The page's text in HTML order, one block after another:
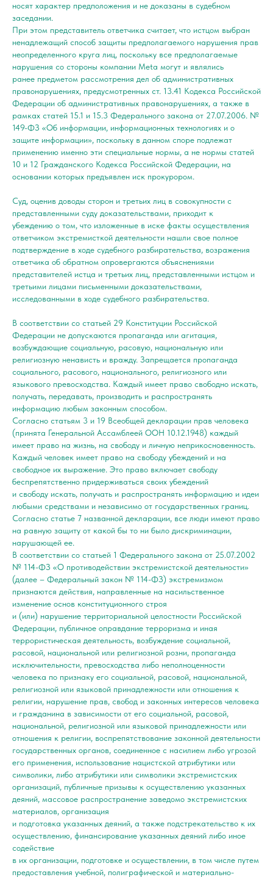
носят характер предположения и не доказаны в судебном
заседании.
При этом представитель ответчика считает, что истцом выбран
ненадлежащий способ защиты предполагаемого нарушения прав
неопределенного круга лиц, поскольку все предполагаемые
нарушения со стороны компании Meta могут и являлись
ранее предметом рассмотрения дел об административных
правонарушениях, предусмотренных ст. 13.41 Кодекса Российской
Федерации об административных правонарушениях, а также в
рамках статей 15.1 и 15.3 Федерального закона от 27.07.2006. №
149-ФЗ «Об информации, информационных технологиях и о
защите информации», поскольку в данном споре подлежат
применению именно эти специальные нормы, а не нормы статей
10 и 12 Гражданского Кодекса Российской Федерации, на
основании которых предъявлен иск прокурором.
Суд, оценив доводы сторон и третьих лиц в совокупности с
представленными суду доказательствами, приходит к
убеждению о том, что изложенные в иске факты осуществления
ответчиком экстремисткой деятельности нашли свое полное
подтверждение в ходе судебного разбирательства, возражения
ответчика об обратном опровергаются объяснениями
представителей истца и третьих лиц, представленными истцом и
третьими лицами письменными доказательствами,
исследованными в ходе судебного разбирательства.
В соответствии со статьей 29 Конституции Российской
Федерации не допускаются пропаганда или агитация,
возбуждающие социальную, расовую, национальную или
религиозную ненависть и вражду. Запрещается пропаганда
социального, расового, национального, религиозного или
языкового превосходства. Каждый имеет право свободно искать,
получать, передавать, производить и распространять
информацию любым законным способом.
Согласно статьям 3 и 19 Всеобщей декларации прав человека
(принята Генеральной Ассамблеей ООН 10.12.1948) каждый
имеет право на жизнь, на свободу и личную неприкосновенность.
Каждый человек имеет право на свободу убеждений и на
свободное их выражение. Это право включает свободу
беспрепятственно придерживаться своих убеждений
и свободу искать, получать и распространять информацию и идеи
любыми средствами и независимо от государственных границ.
Согласно статье 7 названной декларации, все люди имеют право
на равную защиту от какой бы то ни было дискриминации,
нарушающей ее.
В соответствии со статьей 1 Федерального закона от 25.07.2002
№ 114-ФЗ «О противодействии экстремистской деятельности»
(далее – Федеральный закон № 114-ФЗ) экстремизмом
признаются действия, направленные на насильственное
изменение основ конституционного строя
и (или) нарушение территориальной целостности Российской
Федерации, публичное оправдание терроризма и иная
террористическая деятельность, возбуждение социальной,
расовой, национальной или религиозной розни, пропаганда
исключительности, превосходства либо неполноценности
человека по признаку его социальной, расовой, национальной,
религиозной или языковой принадлежности или отношения к
религии, нарушение прав, свобод и законных интересов человека
и гражданина в зависимости от его социальной, расовой,
национальной, религиозной или языковой принадлежности или
отношения к религии, воспрепятствование законной деятельности
государственных органов, соединенное с насилием либо угрозой
его применения, использование нацистской атрибутики или
символики, либо атрибутики или символики экстремистских
организаций, публичные призывы к осуществлению указанных
деяний, массовое распространение заведомо экстремистских
материалов, организация
и подготовка указанных деяний, а также подстрекательство к их
осуществлению, финансирование указанных деяний либо иное
содействие
в их организации, подготовке и осуществлении, в том числе путем
предоставления учебной, полиграфической и материально-